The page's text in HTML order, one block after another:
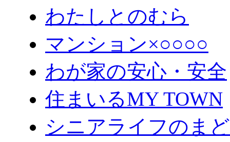
わたしとのむら
マンション×○○○○
わが家の安心・安全
住まいるMY TOWN
シニアライフのまど